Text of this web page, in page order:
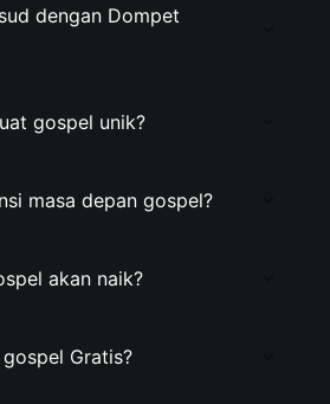
dengan Dompet
gospel unik?
masa depan gospel?
akan naik?
Gratis?